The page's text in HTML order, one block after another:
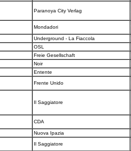
Paranoya City Verlag
Mondadori
Underground - La Fiaccola
OSL
Freie Gesellschaft
Noir
Entente
Frente Unido
Il Saggiatore
CDA
Nuova Ipazia
Il Saggiatore